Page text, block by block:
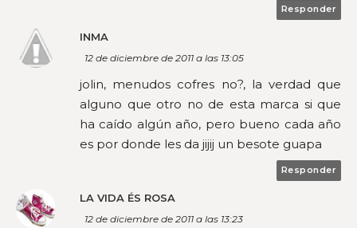
Responder
INMA
12 de diciembre de 2011 a las 13:05
jolin, menudos cofres no?, la verdad que
alguno que otro no de esta marca si que
ha caído algún año, pero bueno cada año
es por donde les da jijij un besote guapa
Responder
LA VIDA ÉS ROSA
12 de diciembre de 2011 a las 13:23